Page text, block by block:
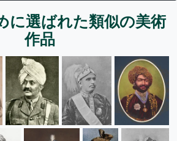
に選ばれた類似の美術
作品